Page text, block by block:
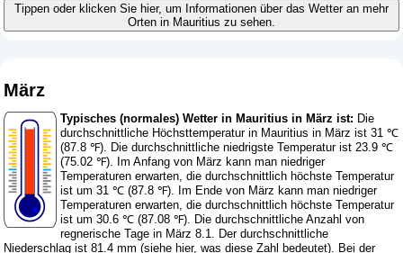
Tippen oder klicken Sie hier, um Informationen über das Wetter an mehr
Orten in Mauritius zu sehen.
März
Typisches (normales) Wetter in Mauritius in März ist: Die
durchschnittliche Höchsttemperatur in Mauritius in März ist 31 ℃
(87.8 ℉). Die durchschnittliche niedrigste Temperatur ist 23.9 ℃
(75.02 ℉). Im Anfang von März kann man niedriger
Temperaturen erwarten, die durchschnittlich höchste Temperatur
ist um 31 ℃ (87.8 ℉). Im Ende von März kann man niedriger
Temperaturen erwarten, die durchschnittlich höchste Temperatur
ist um 30.6 ℃ (87.08 ℉). Die durchschnittliche Anzahl von
regnerische Tage in März 8.1. Der durchschnittliche
Niederschlag ist 81.4 mm (siehe hier, was diese Zahl bedeutet). Bei der